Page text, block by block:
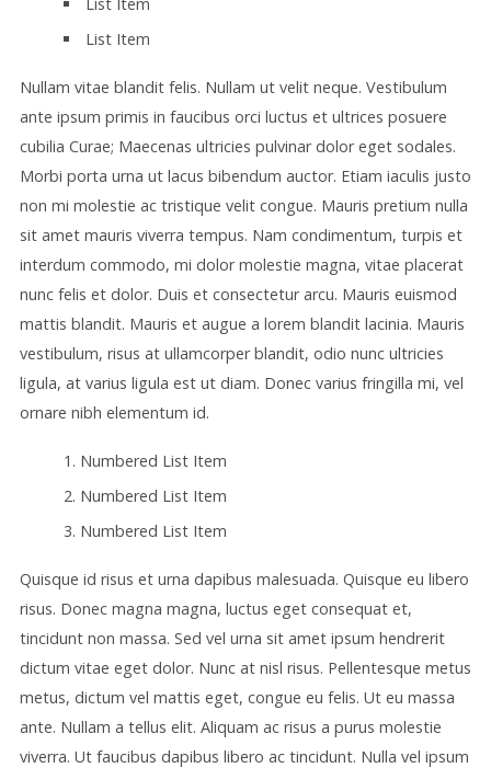
List Item
Nullam vitae blandit felis. Nullam ut velit neque. Vestibulum
ante ipsum primis in faucibus orci luctus et ultrices posuere
cubilia Curae; Maecenas ultricies pulvinar dolor eget sodales.
Morbi porta urna ut lacus bibendum auctor. Etiam iaculis justo
non mi molestie ac tristique velit congue. Mauris pretium nulla
sit amet mauris viverra tempus. Nam condimentum, turpis et
interdum commodo, mi dolor molestie magna, vitae placerat
nunc felis et dolor. Duis et consectetur arcu. Mauris euismod
mattis blandit. Mauris et augue a lorem blandit lacinia. Mauris
vestibulum, risus at ullamcorper blandit, odio nunc ultricies
ligula, at varius ligula est ut diam. Donec varius fringilla mi, vel
ornare nibh elementum id.
Numbered List Item
Numbered List Item
Numbered List Item
Quisque id risus et urna dapibus malesuada. Quisque eu libero
risus. Donec magna magna, luctus eget consequat et,
tincidunt non massa. Sed vel urna sit amet ipsum hendrerit
dictum vitae eget dolor. Nunc at nisl risus. Pellentesque metus
metus, dictum vel mattis eget, congue eu felis. Ut eu massa
ante. Nullam a tellus elit. Aliquam ac risus a purus molestie
viverra. Ut faucibus dapibus libero ac tincidunt. Nulla vel ipsum